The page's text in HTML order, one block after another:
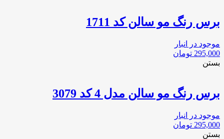
برس رنگ مو سالن كد 1711
موجود در انبار
295,000 تومان
بستن
برس رنگ مو سالن مدل 4 كد 3079
موجود در انبار
295,000 تومان
بستن